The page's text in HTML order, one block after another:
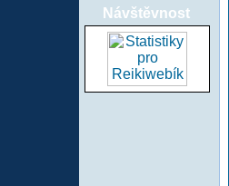
Návštěvnost